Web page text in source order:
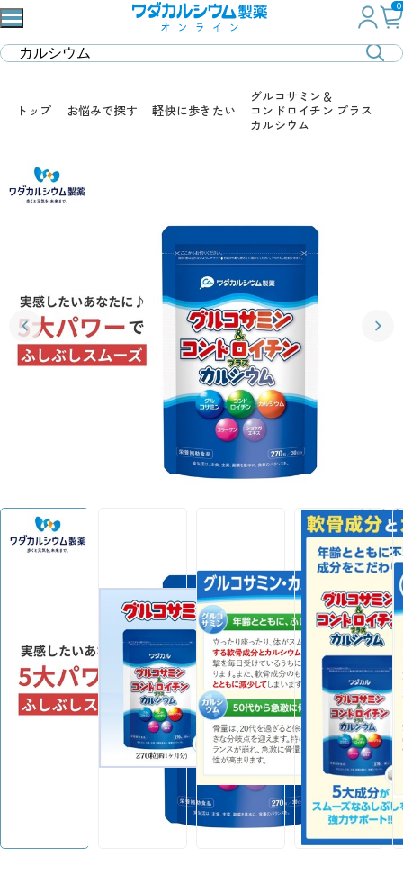
0
トップ お悩みで探す 軽快に歩きたい
グルコサミン＆
コンドロイチン プラス
カルシウム